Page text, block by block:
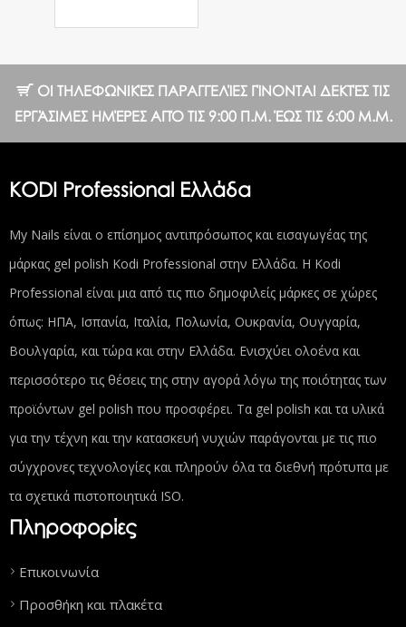
ΟΙ ΤΗΛΕΦΩΝΙΚΈΣ ΠΑΡΑΓΓΕΛΊΕΣ ΓΊΝΟΝΤΑΙ ΔΕΚΤΈΣ ΤΙΣ
ΕΡΓΆΣΙΜΕΣ ΗΜΈΡΕΣ ΑΠΌ ΤΙΣ 9:00 Π.Μ. ΈΩΣ ΤΙΣ 6:00 Μ.Μ.
KODI Professional Ελλάδα
My Nails είναι ο επίσημος αντιπρόσωπος και εισαγωγέας της
μάρκας gel polish Kodi Professional στην Ελλάδα. Η Kodi
Professional είναι μια από τις πιο δημοφιλείς μάρκες σε χώρες
όπως: ΗΠΑ, Ισπανία, Ιταλία, Πολωνία, Ουκρανία, Ουγγαρία,
Βουλγαρία, και τώρα και στην Ελλάδα. Ενισχύει ολοένα και
περισσότερο τις θέσεις της στην αγορά λόγω της ποιότητας των
προϊόντων gel polish που προσφέρει. Τα gel polish και τα υλικά
για την τέχνη και την κατασκευή νυχιών παράγονται με τις πιο
σύγχρονες τεχνολογίες και πληρούν όλα τα διεθνή πρότυπα με
τα σχετικά πιστοποιητικά ISO.
Πληροφορίες
Επικοινωνία
Προσθήκη και πλακέτα